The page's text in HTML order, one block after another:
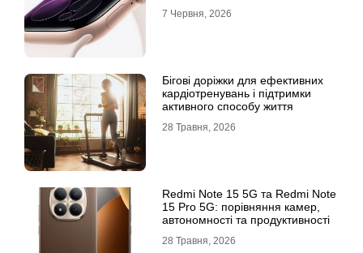
7 Червня, 2026
Бігові доріжки для ефективних
кардіотренувань і підтримки
активного способу життя
28 Травня, 2026
Redmi Note 15 5G та Redmi Note
15 Pro 5G: порівняння камер,
автономності та продуктивності
28 Травня, 2026